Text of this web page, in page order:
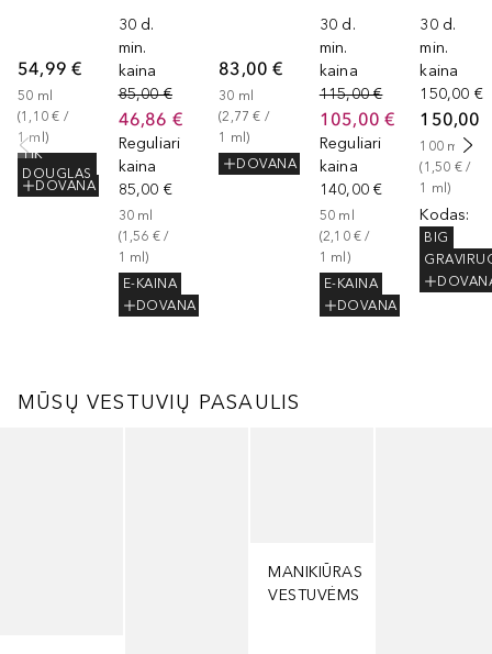
54,99 €
50 ml
(1,10 € /
1 ml )
TIK
DOUGLAS
DOVANA
30 d.
min.
kaina
85,00 €
46,86 €
Reguliari
kaina
85,00 €
30 ml
(1,56 € /
1 ml)
E-KAINA
DOVANA
83,00 €
30 ml
(2,77 € /
1
ml )
DOVANA
30 d.
min.
kaina
115,00 €
105,00 €
Reguliari
kaina
140,00 €
50 ml
(2,10 € /
1 ml )
E-KAINA
DOVANA
30 d.
min.
kaina
150,00 €
150,00
100 ml
(1,50 € /
1
ml)
Kodas:
BIG
MŪSŲ VESTUVIŲ PASAULIS
MANIKIŪRAS
VESTUVĖMS